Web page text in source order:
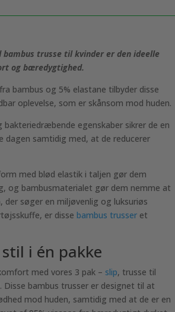
bambus trusse til kvinder er den ideelle
og bæredygtighed.
bambus og 5% elastane tilbyder disse
oplevelse, som er skånsom mod huden.
bakteriedræbende egenskaber sikrer de en
dagen samtidig med, at de reducerer
med blød elastik i taljen gør dem
og bambusmaterialet gør dem nemme at
der søger en miljøvenlig og luksuriøs
er disse bambus trusser et
i én pakke
med vores 3 pak – slip, trusse til
Disse bambus trusser er designet til at
mod huden, samtidig med at de er en